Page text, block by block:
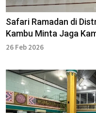
Safari Ramadan di
Kambu Minta Jaga
26 Feb 2026